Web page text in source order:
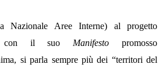
Nazionale Aree Interne) al progetto
con il suoManifesto promosso
si parla sempre più dei “territori del